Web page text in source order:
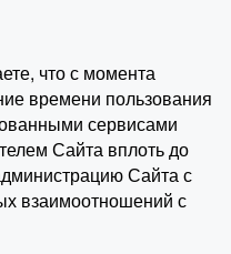
что с момента
времени пользования
сервисами
Сайта вплоть до
Сайта с
взаимоотношений с